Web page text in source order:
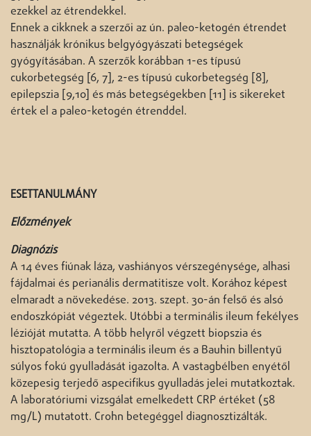
ezekkel az étrendekkel.
Ennek a cikknek a szerzői az ún. paleo-ketogén étrendet
használják krónikus belgyógyászati betegségek
gyógyításában. A szerzők korábban 1-es típusú
cukorbetegség [6, 7], 2-es típusú cukorbetegség [8],
epilepszia [9,10] és más betegségekben [11] is sikereket
értek el a paleo-ketogén étrenddel.
ESETTANULMÁNY
Előzmények
Diagnózis
A 14 éves fiúnak láza, vashiányos vérszegénysége, alhasi
fájdalmai és perianális dermatitisze volt. Korához képest
elmaradt a növekedése. 2013. szept. 30-án felső és alsó
endoszkópiát végeztek. Utóbbi a terminális ileum fekélyes
lézióját mutatta. A több helyről végzett biopszia és
hisztopatológia a terminális ileum és a Bauhin billentyű
súlyos fokú gyulladását igazolta. A vastagbélben enyétől
közepesig terjedő aspecifikus gyulladás jelei mutatkoztak.
A laboratóriumi vizsgálat emelkedett CRP értéket (58
mg/L) mutatott. Crohn betegéggel diagnosztizálták.